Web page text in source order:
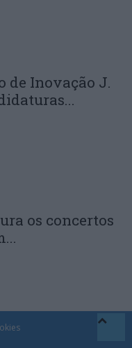
de Inovação J.
os concertos